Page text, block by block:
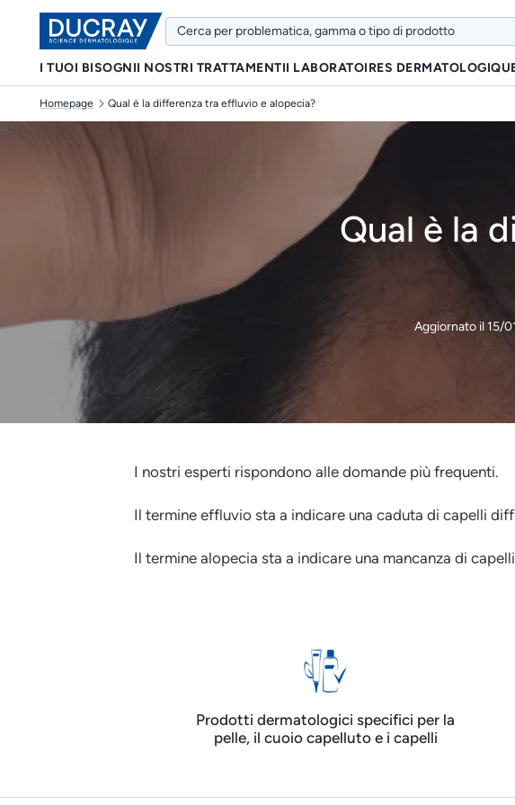
I TUOI BISOGNII NOSTRI TRATTAMENTII LABORATOIRES
Homepage Qual è la differenza tra effluvio e alopecia?
Qual è la
Aggiornato il15/
I nostri esperti rispondono alle domande più frequenti.
Il termine effluvio sta a indicare una caduta di capelli
Il termine alopecia sta a indicare una mancanza di
Prodotti dermatologici specifici per la
pelle, il cuoio capelluto e i capelli